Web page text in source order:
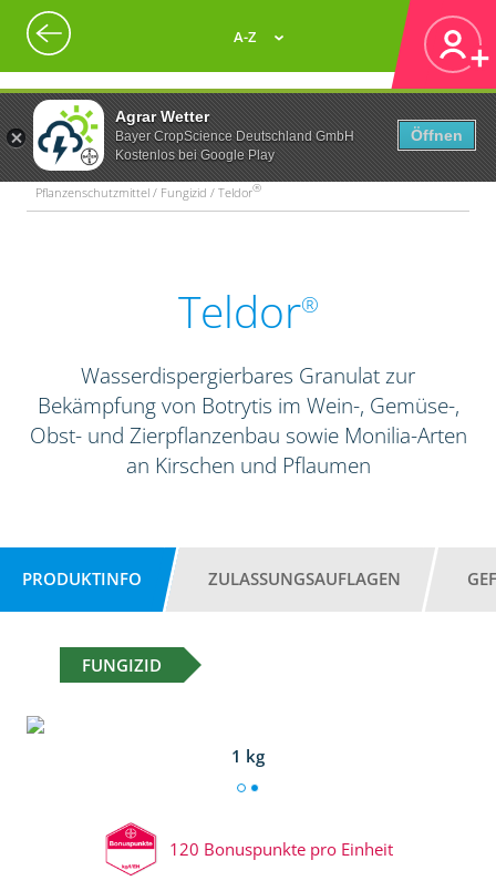
Agrar Wetter
Bayer CropScience Deutschland GmbH
Kostenlos bei Google Play
Öffnen
A-Z
Pflanzenschutzmittel / Fungizid / Teldor®
Teldor®
Wasserdispergierbares Granulat zur
Bekämpfung von Botrytis im Wein-, Gemüse-,
Obst- und Zierpflanzenbau sowie Monilia-Arten
an Kirschen und Pflaumen
PRODUKTINFO ZULASSUNGSAUFLAGEN
FUNGIZID
1 kg
120 Bonuspunkte pro Einheit